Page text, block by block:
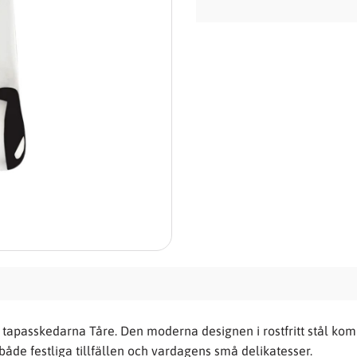
Tåre. Den moderna designen i rostfritt stål
festliga tillfällen och vardagens små delikatesser.